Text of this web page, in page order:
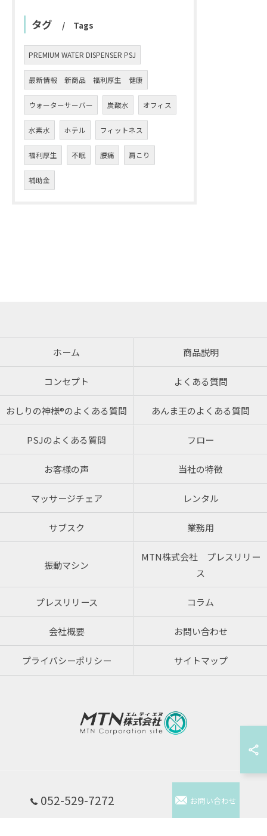
タグ Tags
PREMIUM WATER DISPENSER PSJ
最新情報 新商品 福利厚生 健康
ウォーターサーバー 炭酸水 オフィス
水素水 ホテル フィットネス
福利厚生 不眠 腰痛 肩こり
補助金
052-529-7272 お問い合わせ
ホーム 商品説明
コンセプト よくある質問
おしりの神様®のよくある質問 あんま王のよくある質問
PSJのよくある質問 フロー
お客様の声 当社の特徴
マッサージチェア レンタル
サブスク 業務用
振動マシン
MTN株式会社 プレスリリー
ス
プレスリリース コラム
会社概要 お問い合わせ
プライバシーポリシー サイトマップ
© 2026 炭酸水のウォーターサーバーならMTN株式会社 ALL RIGHTS RESERVED.